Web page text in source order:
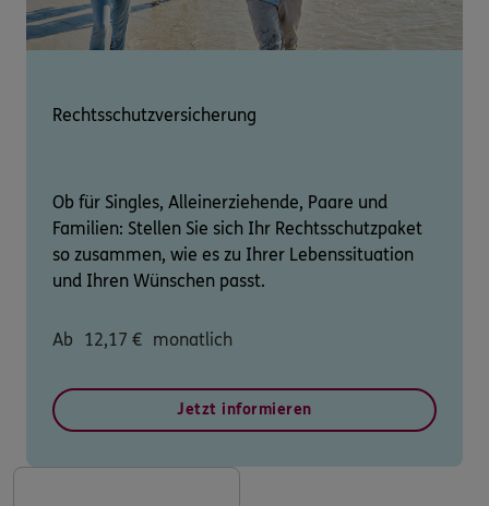
Rechtsschutzversicherung
Ob für Singles, Alleinerziehende, Paare und
Familien: Stellen Sie sich Ihr Rechtsschutzpaket
so zusammen, wie es zu Ihrer Lebenssituation
und Ihren Wünschen passt.
Ab 12,17 € monatlich
Jetzt informieren